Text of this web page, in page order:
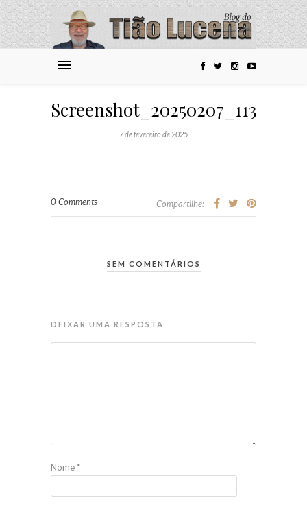
7 de fevereiro de 2025
0 Comments Compartilhe:
SEM COMENTÁRIOS
DEIXAR UMA RESPOSTA
Nome*